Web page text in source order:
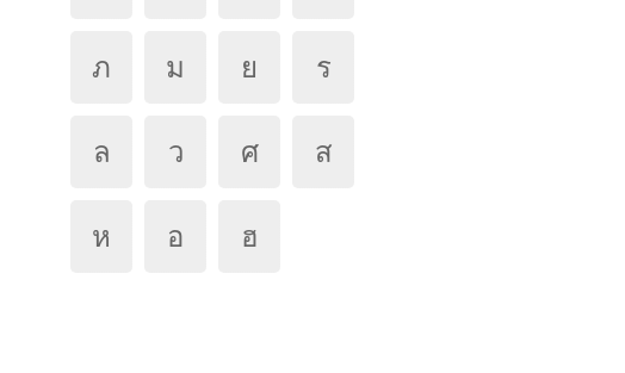
ภ ม ย ร
ล ว ศ ส
ห อ ฮ